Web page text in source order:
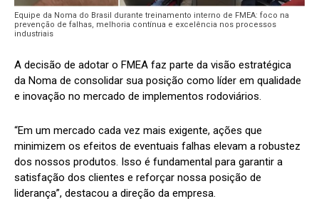
Equipe da Noma do Brasil durante treinamento interno de FMEA: foco na
prevenção de falhas, melhoria contínua e excelência nos processos
industriais
A decisão de adotar o FMEA faz parte da visão estratégica
da Noma de consolidar sua posição como líder em qualidade
e inovação no mercado de implementos rodoviários.
“Em um mercado cada vez mais exigente, ações que
minimizem os efeitos de eventuais falhas elevam a robustez
dos nossos produtos. Isso é fundamental para garantir a
satisfação dos clientes e reforçar nossa posição de
liderança”, destacou a direção da empresa.